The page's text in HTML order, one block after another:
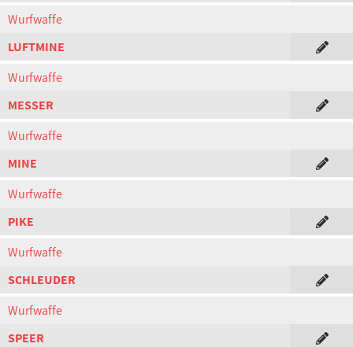
Wurfwaffe
LUFTMINE
Wurfwaffe
MESSER
Wurfwaffe
MINE
Wurfwaffe
PIKE
Wurfwaffe
SCHLEUDER
Wurfwaffe
SPEER